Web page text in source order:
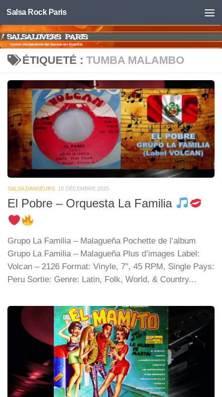
Skip to content
Salsa Rock Paris
ÉTIQUETÉ : TUMBA MALAMBO
SALSA DANSEURS 10 DÉCEMBRE 2025
El Pobre – Orquesta La Familia
Grupo La Familia – Malagueña Pochette de l’album
Grupo La Familia – Malagueña Plus d’images Label:
Volcan – 2126 Format: Vinyle, 7″, 45 RPM, Single Pays:
Peru Sortie: Genre: Latin, Folk, World, & Country...